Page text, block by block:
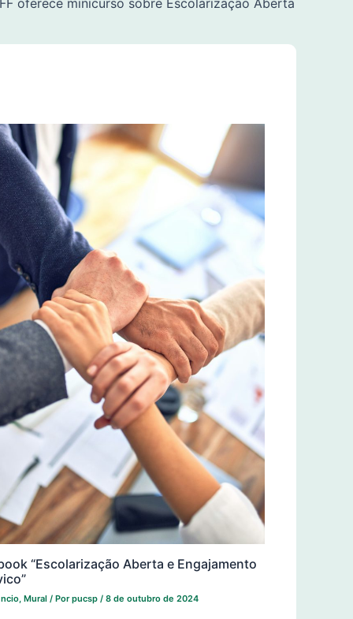
“Escolarização Aberta e Engajamento
,Mural / Porpucsp/8 de outubro de 2024